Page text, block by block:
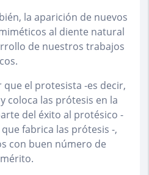
la aparición de nuevos
al diente natural
de nuestros trabajos
el protesista -es decir,
coloca las prótesis en la
del éxito al protésico -
fabrica las prótesis -,
con buen número de